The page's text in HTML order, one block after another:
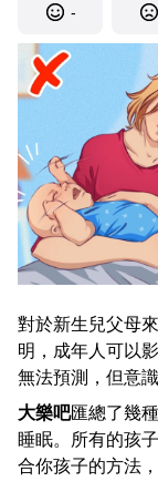
-
對於新生兒父母
明，成年人可以
無法預測，但意
大樂吧匯總了幾
睡眠。所有的孩
合你孩子的方法